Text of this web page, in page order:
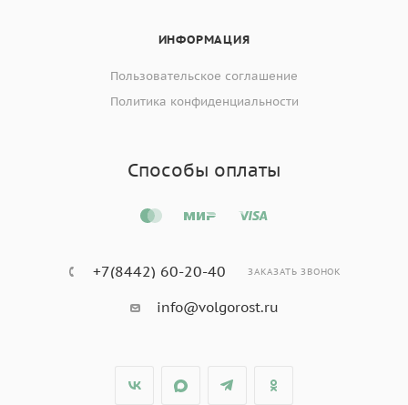
ИНФОРМАЦИЯ
Пользовательское соглашение
Политика конфиденциальности
Способы оплаты
+7(8442) 60-20-40 ЗАКАЗАТЬ ЗВОНОК
info@volgorost.ru